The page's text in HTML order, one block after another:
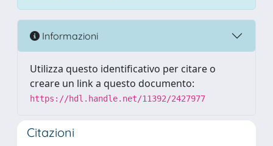
Informazioni
Utilizza questo identificativo per citare o
creare un link a questo documento:
https://hdl.handle.net/11392/2427977
Citazioni